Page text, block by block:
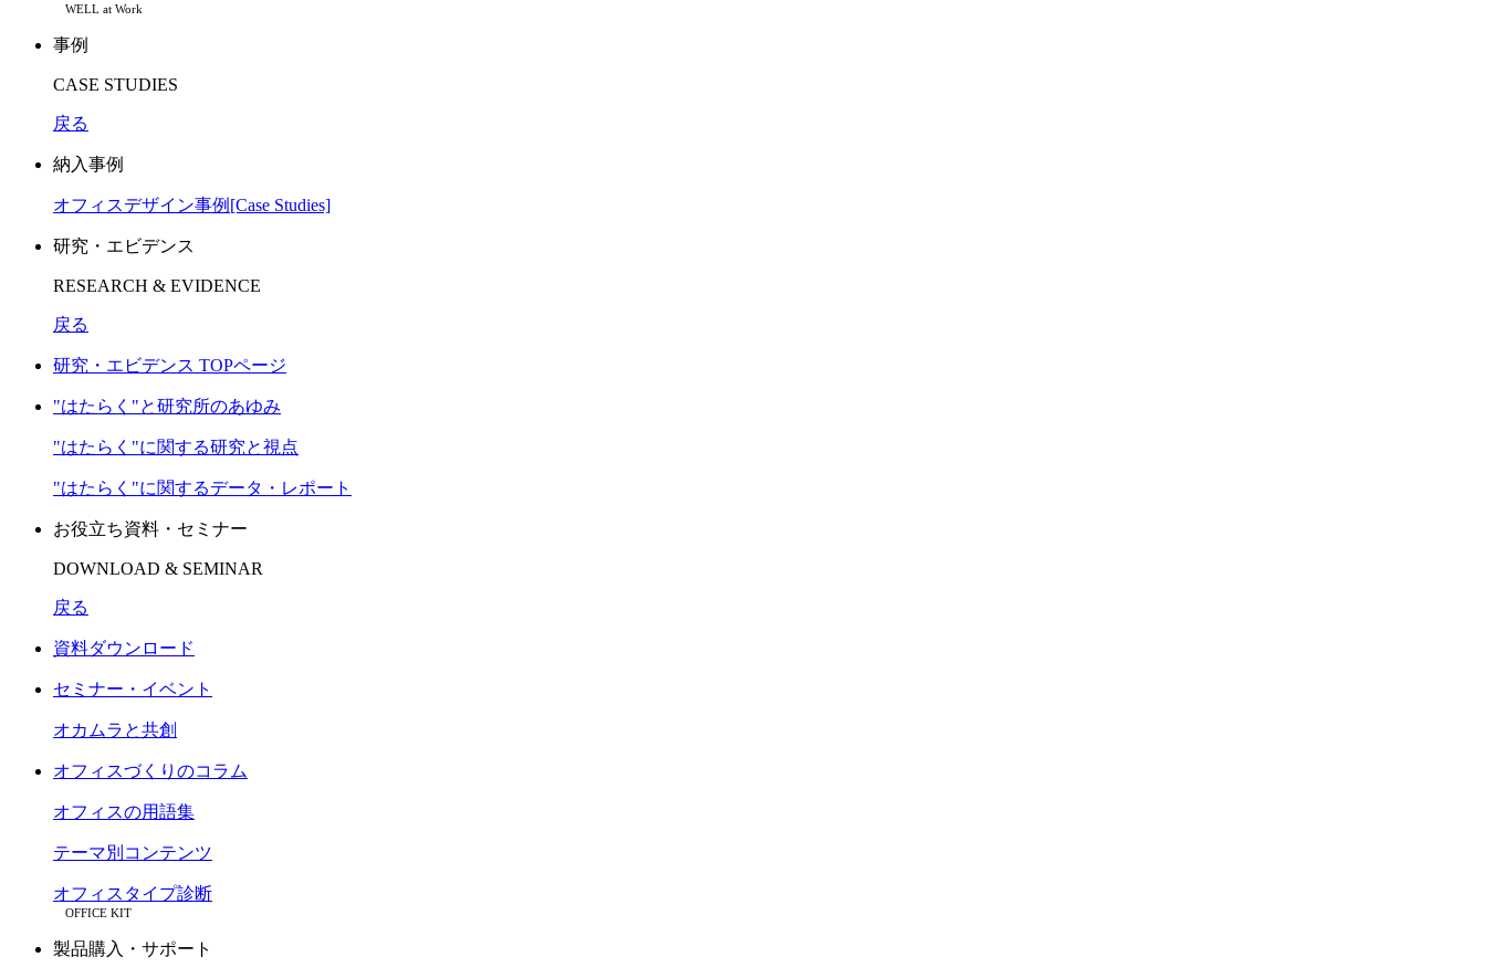
WELL at Work
事例
CASE STUDIES
戻る
納入事例
オフィスデザイン事例[Case Studies]
研究・エビデンス
RESEARCH & EVIDENCE
戻る
研究・エビデンス TOPページ
"はたらく"と研究所のあゆみ
"はたらく"に関する研究と視点
"はたらく"に関するデータ・レポート
お役立ち資料・セミナー
DOWNLOAD & SEMINAR
戻る
資料ダウンロード
セミナー・イベント
オカムラと共創
オフィスづくりのコラム
オフィスの用語集
テーマ別コンテンツ
オフィスタイプ診断
OFFICE KIT
製品購入・サポート